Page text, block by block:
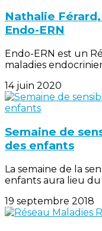
Nathalie
Endo-ERN
Endo-ERN est un
maladies
14 juin 2020
Semaine de
des enfants
La semaine de la
enfants aura lieu du
19 septembre 2018